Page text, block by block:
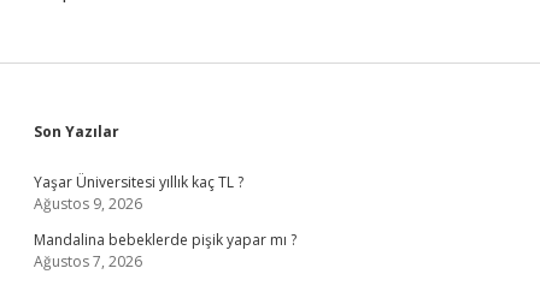
Sidebar
Son Yazılar
Yaşar Üniversitesi yıllık kaç TL ?
Ağustos 9, 2026
Mandalina bebeklerde pişik yapar mı ?
Ağustos 7, 2026